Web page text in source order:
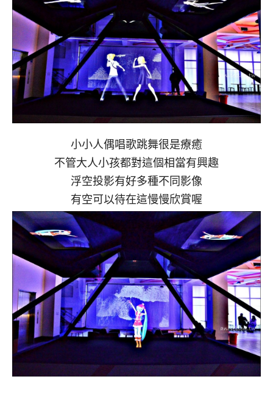
小小人偶唱歌跳舞很是療癒
不管大人小孩都對這個相當有興趣
浮空投影有好多種不同影像
有空可以待在這慢慢欣賞喔